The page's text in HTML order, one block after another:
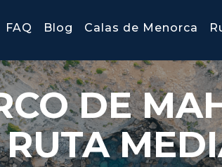
FAQ Blog Calas de Menorca
DE